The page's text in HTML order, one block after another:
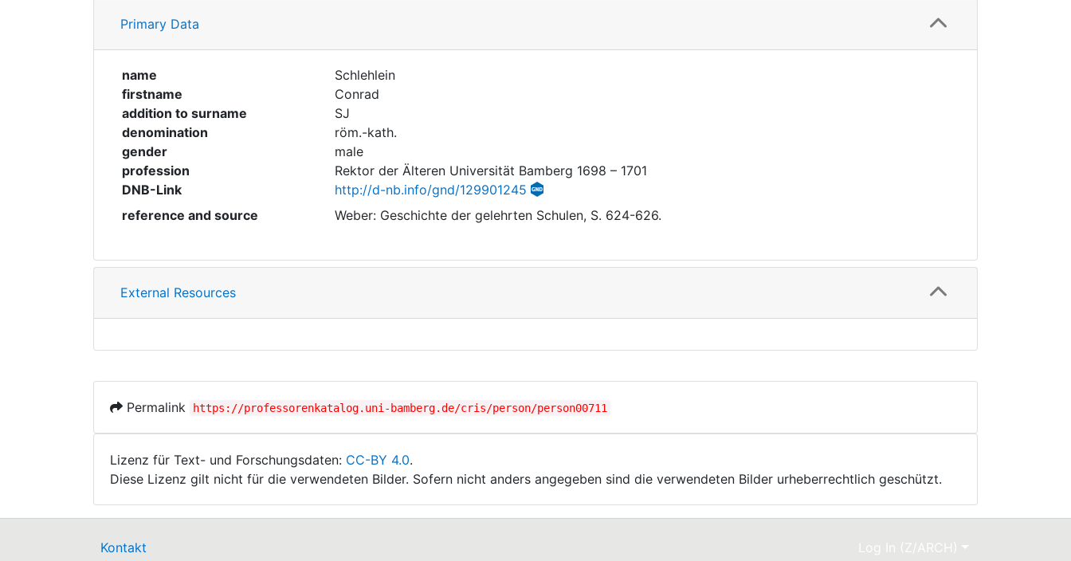
Primary Data
name
Schlehlein
firstname
Conrad
addition to surname
SJ
denomination
röm.-kath.
gender
male
profession
Rektor der Älteren Universität Bamberg 1698 – 1701
DNB-Link
http://d-nb.info/gnd/129901245
reference and source
Weber: Geschichte der gelehrten Schulen, S. 624-626.
External Resources
Permalink https://professorenkatalog.uni-bamberg.de/cris/person/person00711
Lizenz für Text- und Forschungsdaten: CC-BY 4.0.
Diese Lizenz gilt nicht für die verwendeten Bilder. Sofern nicht anders angegeben sind die verwendeten Bilder urheberrechtlich geschützt.
Kontakt
Log In (Z/ARCH)